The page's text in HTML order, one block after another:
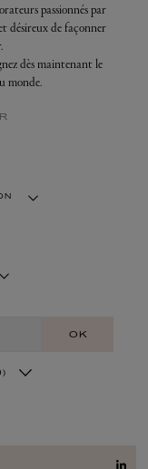
passionnés par
désireux de façonner
dès maintenant le
monde.
OK